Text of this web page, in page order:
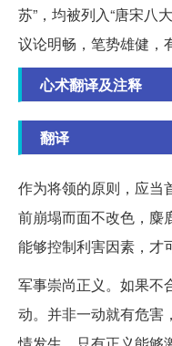
苏”，均被列入“唐宋八
议论明畅，笔势雄健，
心术翻译及注释
翻译
作为将领的原则，应当
前崩塌而面不改色，麋
能够控制利害因素，才
军事崇尚正义。如果不
动。并非一动就有危害